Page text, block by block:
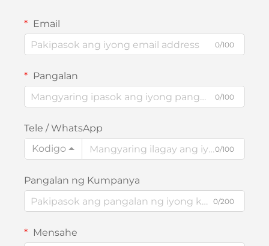
Email
0/100
Pangalan
0/100
Tele / WhatsApp
Kodigo
0/100
Pangalan ng Kumpanya
0/200
Mensahe